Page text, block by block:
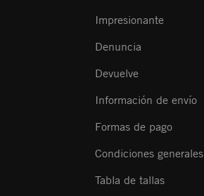
Impresionante
Denuncia
Devuelve
Información de envío
Formas de pago
Condiciones generales
Tabla de tallas